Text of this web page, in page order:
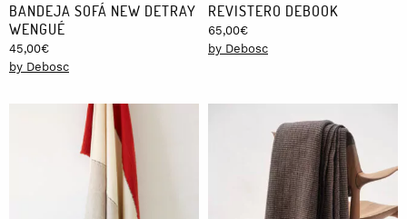
BANDEJA SOFÁ NEW DETRAY
WENGUÉ
45,00€
by Debosc
REVISTERO DEBOOK
65,00€
by Debosc